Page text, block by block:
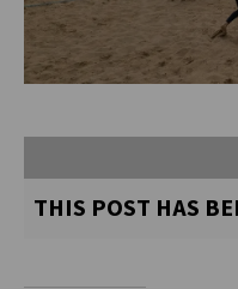
THIS POST HAS